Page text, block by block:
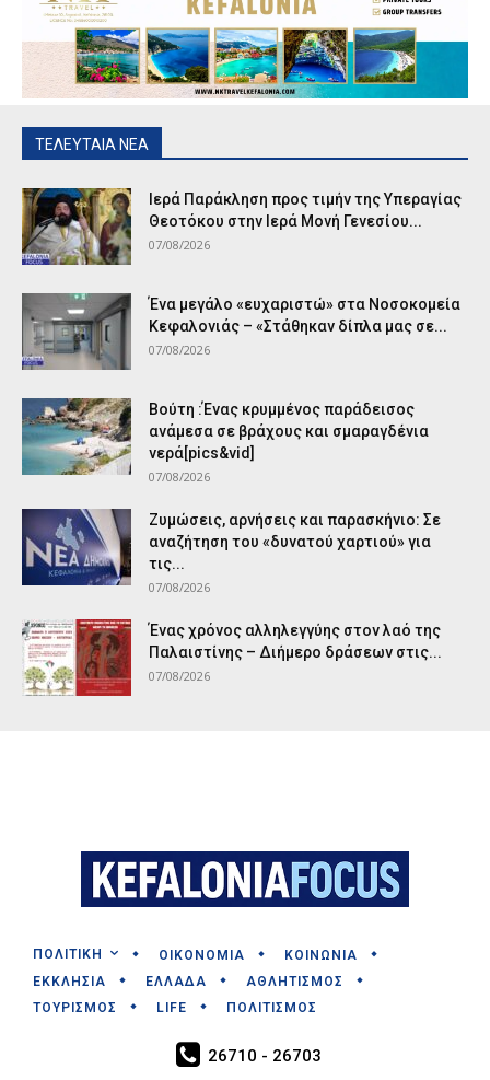
ΤΕΛΕΥΤΑΙΑ ΝΕΑ
Ιερά Παράκληση προς τιμήν της Υπεραγίας
Θεοτόκου στην Ιερά Μονή Γενεσίου...
07/08/2026
Ένα μεγάλο «ευχαριστώ» στα Νοσοκομεία
Κεφαλονιάς – «Στάθηκαν δίπλα μας σε...
07/08/2026
Βούτη :Ένας κρυμμένος παράδεισος
ανάμεσα σε βράχους και σμαραγδένια
νερά[pics&vid]
07/08/2026
Ζυμώσεις, αρνήσεις και παρασκήνιο: Σε
αναζήτηση του «δυνατού χαρτιού» για
τις...
07/08/2026
Ένας χρόνος αλληλεγγύης στον λαό της
Παλαιστίνης – Διήμερο δράσεων στις...
07/08/2026
ΠΟΛΙΤΙΚΗ ΟΙΚΟΝΟΜΙΑ
ΚΟΙΝΩΝΙΑ
ΕΚΚΛΗΣΙΑ
ΕΛΛΑΔΑ
ΑΘΛΗΤΙΣΜΟΣ
ΤΟΥΡΙΣΜΟΣ
LIFE ΠΟΛΙΤΙΣΜΟΣ
26710 - 26703